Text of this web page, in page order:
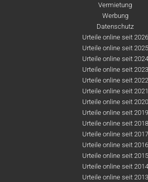
Vermietung
Werbung
Datenschutz
Urteile online seit 2026
Urteile online seit 2025
Urteile online seit 2024
Urteile online seit 2023
Urteile online seit 2022
Urteile online seit 2021
Urteile online seit 2020
Urteile online seit 2019
Urteile online seit 2018
Urteile online seit 2017
Urteile online seit 2016
Urteile online seit 2015
Urteile online seit 2014
Urteile online seit 2013